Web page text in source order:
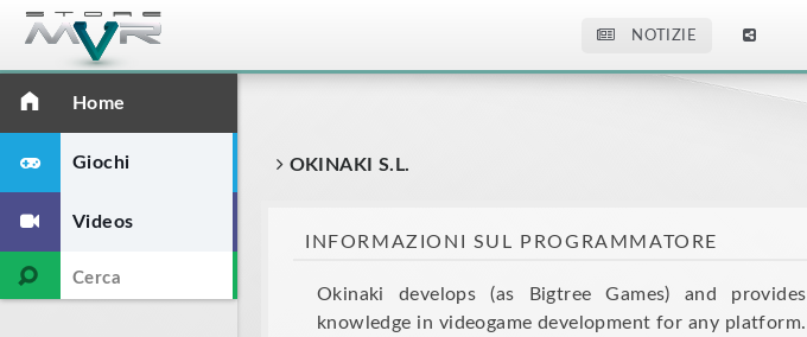
NOTIZIE
Home
Giochi
Videos
OKINAKI S.L.
INFORMAZIONI SUL PROGRAMMATORE
Okinaki develops (as Bigtree Games) and provides
knowledge in videogame development for any platform.